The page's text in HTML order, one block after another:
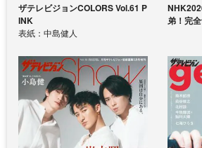
ザテレビジョンCOLORS Vol.61 P
INK
表紙：中島健人
弟！完